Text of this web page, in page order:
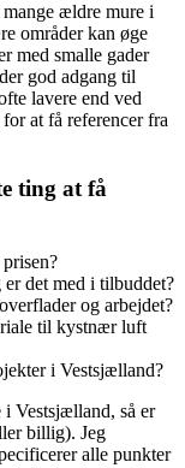
ældre mure i
områder kan øge
med smalle gader
god adgang til
lavere end ved
at få referencer fra
ting at få
det med i tilbuddet?
og arbejdet?
til kystnær luft
i Vestsjælland?
Vestsjælland, så er
billig). Jeg
alle punkter